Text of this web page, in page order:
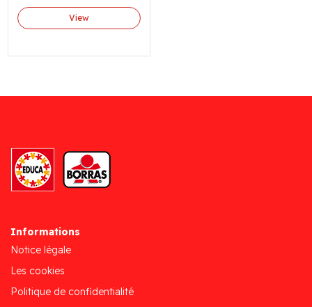
View
Informations
Notice légale
Les cookies
Politique de confidentialité